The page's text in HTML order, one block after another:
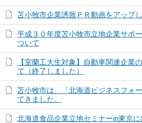
苫小牧市企業誘致ＰＲ動画をアップし
平成３０年度苫小牧市立地企業サポ
ついて
【室蘭工大生対象】自動車関連企業
て（終了しました）
苫小牧市は、「北海道ビジネスフォ
てきました。
北海道食品企業立地セミナーin東京